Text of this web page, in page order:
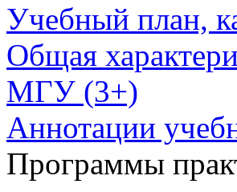
Учебный план,
Общая
МГУ (3+)
Аннотации
Программы